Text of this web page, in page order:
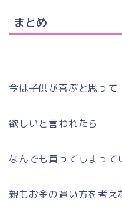
まとめ
今は子供が喜ぶと思って
欲しいと言われたら
なんでも買ってしまって
親もお金の遣い方を考え